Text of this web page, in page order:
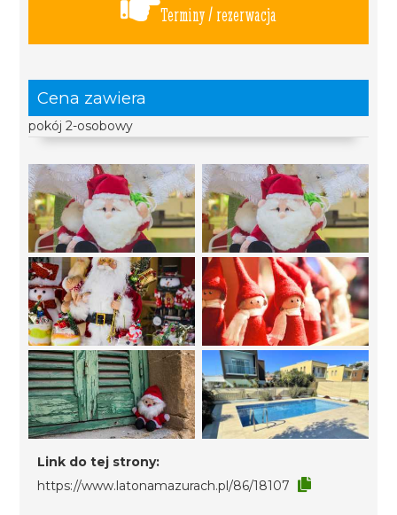
Terminy / rezerwacja
Cena zawiera
pokój 2-osobowy
Link do tej strony:
https://www.latonamazurach.pl/86/18107